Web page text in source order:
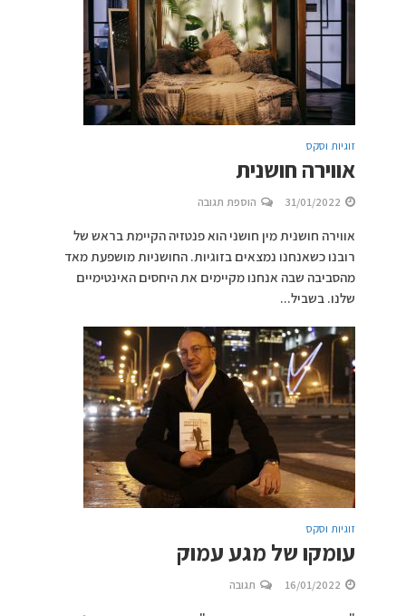
זוגיות וסקס
אווירה חושנית
31/01/2022 הוספת תגובה
אווירה חושנית מין חושני הוא פנטזיה הקיימת בראש של
רובנו כשאנחנו נמצאים בזוגיות. החושניות מושפעת מאד
מהסביבה שבה אנחנו מקיימים את היחסים האינטימיים
שלנו. בשביל...
זוגיות וסקס
עומקו של מגע עמוק
16/01/2022 תגובה